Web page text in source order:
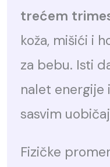
trećem
koža, mišići i
za bebu. Isti
nalet energije
sasvim
Fizičke